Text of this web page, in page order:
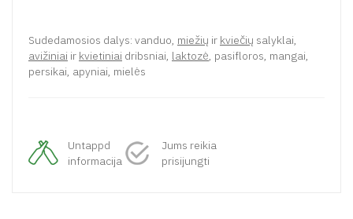
Sudedamosios dalys: vanduo, miežių ir kviečių salyklai,
avižiniai ir kvietiniai dribsniai, laktozė, pasifloros, mangai,
persikai, apyniai, mielės
Untappd
informacija
Jums reikia
prisijungti